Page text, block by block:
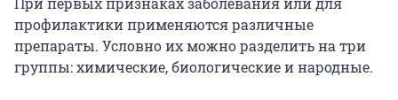
профилактики применяются различные
препараты. Условно их можно разделить на три
группы: химические, биологические и народные.